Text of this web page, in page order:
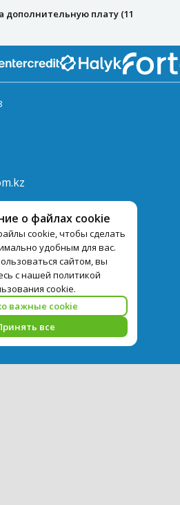
дополнительную плату (11
о файлах cookie
cookie, чтобы сделать
удобным для вас.
сайтом, вы
с нашей политикой
cookie.
важные cookie
все